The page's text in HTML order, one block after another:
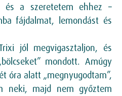
a szeretetem ehhez –
fájdalmat, lemondást és
jól megvigasztaljon, és
mondott. Amúgy
óra alatt „megnyugodtam”,
neki, majd nem győztem